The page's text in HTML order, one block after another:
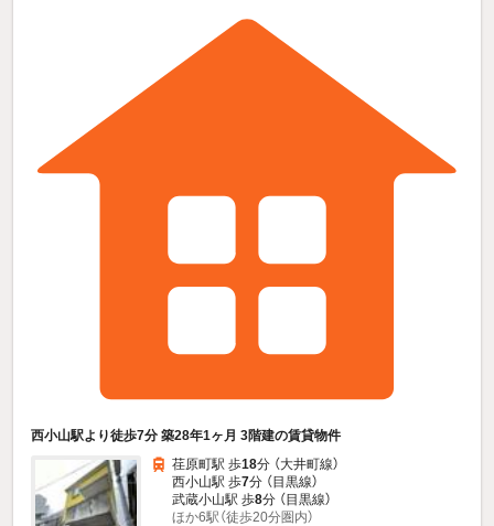
西小山駅より徒歩7分 築28年1ヶ月 3階建の賃貸物件
荏原町駅 歩18分 （大井町線）
西小山駅 歩7分 （目黒線）
武蔵小山駅 歩8分 （目黒線）
ほか6駅（徒歩20分圏内）